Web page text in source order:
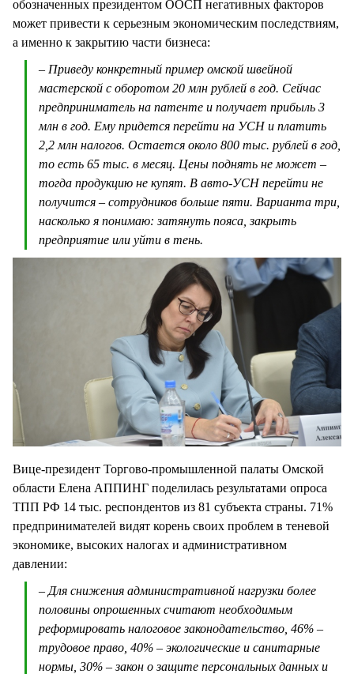
обозначенных президентом ООСП негативных факторов
может привести к серьезным экономическим последствиям,
а именно к закрытию части бизнеса:
– Приведу конкретный пример омской швейной
мастерской с оборотом 20 млн рублей в год. Сейчас
предприниматель на патенте и получает прибыль 3
млн в год. Ему придется перейти на УСН и платить
2,2 млн налогов. Остается около 800 тыс. рублей в год,
то есть 65 тыс. в месяц. Цены поднять не может –
тогда продукцию не купят. В авто-УСН перейти не
получится – сотрудников больше пяти. Варианта три,
насколько я понимаю: затянуть пояса, закрыть
предприятие или уйти в тень.
Вице-президент Торгово-промышленной палаты Омской
области Елена АППИНГ поделилась результатами опроса
ТПП РФ 14 тыс. респондентов из 81 субъекта страны. 71%
предпринимателей видят корень своих проблем в теневой
экономике, высоких налогах и административном
давлении:
– Для снижения административной нагрузки более
половины опрошенных считают необходимым
реформировать налоговое законодательство, 46% –
трудовое право, 40% – экологические и санитарные
нормы, 30% – закон о защите персональных данных и